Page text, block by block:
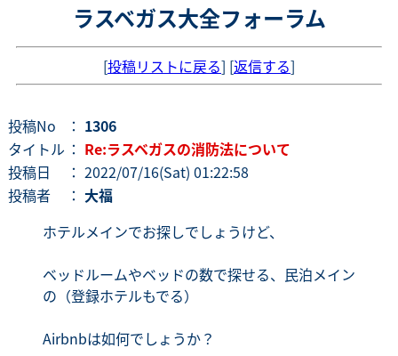
ラスベガス大全フォーラム
[投稿リストに戻る] [返信する]
投稿No ： 1306
タイトル ： Re:ラスベガスの消防法について
投稿日
： 2022/07/16(Sat) 01:22:58
投稿者
： 大福
ホテルメインでお探しでしょうけど、
ベッドルームやベッドの数で探せる、民泊メイン
の（登録ホテルもでる）
Airbnbは如何でしょうか？